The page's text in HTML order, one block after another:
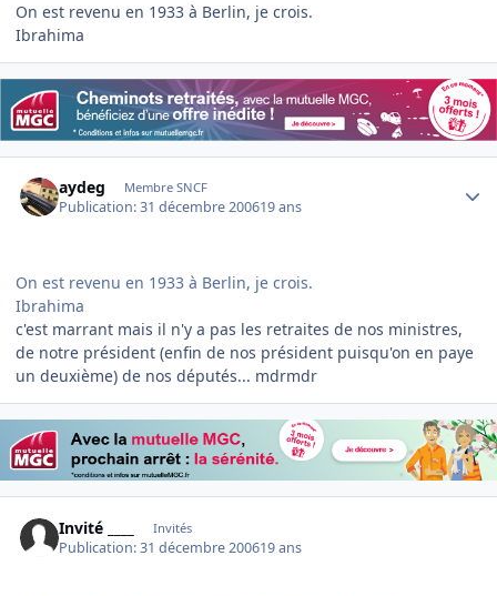
On est revenu en 1933 à Berlin, je crois.
Ibrahima
aydeg Membre SNCF
Publication:31 décembre 200619 ans
On est revenu en 1933 à Berlin, je crois.
Ibrahima
c'est marrant mais il n'y a pas les retraites de nos ministres,
de notre président (enfin de nos président puisqu'on en paye
un deuxième) de nos députés... mdrmdr
Invité ____ Invités
Publication:31 décembre 200619 ans